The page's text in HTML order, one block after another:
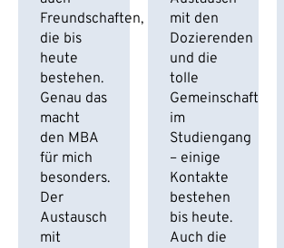
Freundschaften,
die bis
heute
bestehen.
Genau das
macht
den MBA
für mich
besonders.
Der
Austausch
mit
mit den
Dozierenden
und die
tolle
Gemeinschaft
im
Studiengang
– einige
Kontakte
bestehen
bis heute.
Auch die